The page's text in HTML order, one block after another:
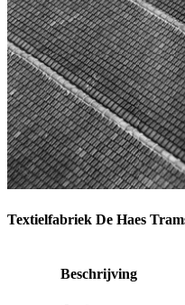
Textielfabriek De Haes
Beschrijving